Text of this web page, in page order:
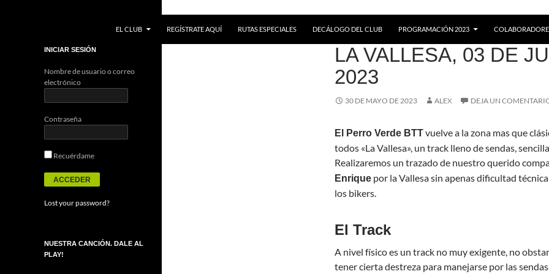
EL CLUB
REGÍSTRATE AQUÍ RUTAS ESPECIALES DECÁLOGO DEL CLUB PROGRAMACIÓN 2023
RUTAS
LA VALLESA, 03 DE
2023
30 DE MAYO DE 2023 ALEX DEJA UN
El Perro Verde BTTvuelve a la zona mas que
todos «La Vallesa», un track lleno de sendas,
Realizaremos un trazado de nuestro querido
Enrique por la Vallesa sin apenas dificultad
los bikers.
El Track
A nivel físico es un track no muy exigente, no
tener cierta destreza para manejarse por las
INICIAR SESIÓN
Nombre de usuario o correo
electrónico
Contraseña
Recuérdame
Lost your password?
NUESTRA CANCIÓN. DALE AL
PLAY!